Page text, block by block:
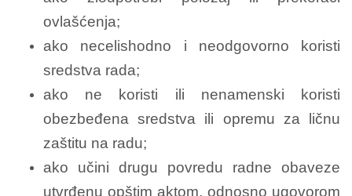
ovlašćenja;
ako necelishodno i neodgovorno koristi
sredstva rada;
ako ne koristi ili nenamenski koristi
obezbeđena sredstva ili opremu za ličnu
zaštitu na radu;
ako učini drugu povredu radne obaveze
utvrđenu opštim aktom, odnosno ugovorom